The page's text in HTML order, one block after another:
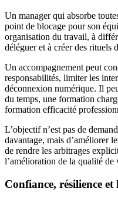
Un manager qui absorbe
point de blocage pour son
organisation du travail, à
déléguer et à créer des rituels
Un accompagnement peut
responsabilités, limiter les
déconnexion numérique. Il
du temps, une formation
formation efficacité
L’objectif n’est pas de
davantage, mais d’améliorer
de rendre les arbitrages
l’amélioration de la qualité
Confiance, résilience et